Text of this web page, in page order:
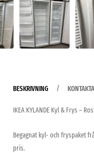
BESKRIVNING
IKEA KYLANDE Kyl & Frys –
Begagnat kyl- och fryspaket
pris.